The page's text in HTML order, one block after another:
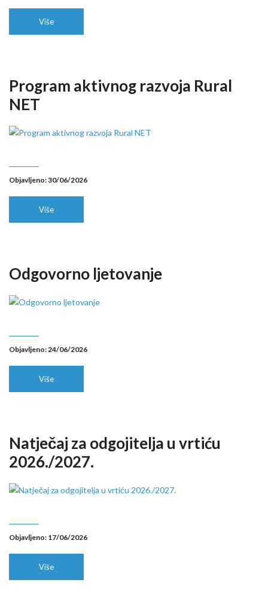
Više
Program aktivnog razvoja Rural
NET
Objavljeno: 30/06/2026
Više
Odgovorno ljetovanje
Objavljeno: 24/06/2026
Više
Natječaj za odgojitelja u vrtiću
2026./2027.
Objavljeno: 17/06/2026
Više